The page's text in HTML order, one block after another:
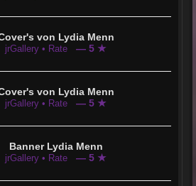
von Lydia Menn
jrGallery • Rate — 5 ★
von Lydia Menn
jrGallery • Rate — 5 ★
Banner Lydia Menn
jrGallery • Rate — 5 ★